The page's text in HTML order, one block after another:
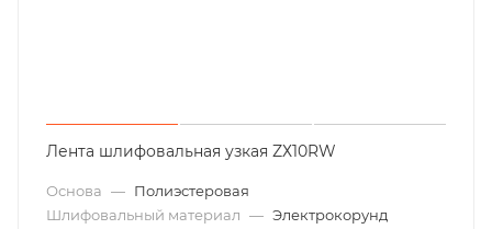
Лента шлифовальная узкая ZХ10RW
Основа — Полиэстеровая
Шлифовальный материал — Электрокорунд